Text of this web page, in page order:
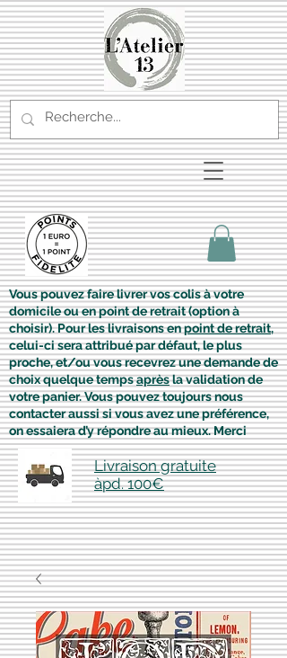
Vous pouvez faire livrer vos colis à votre
domicile ou en point de retrait (option à
choisir). Pour les livraisons enpoint de retrait,
celui-ci sera attribué par défaut, le plus
proche, et/ou vous recevrez une demande de
choix quelque tempsaprèsla validation de
votre panier. Vous pouvez toujours nous
contacter aussi si vous avez une préférence,
on essaiera d’y répondre au mieux. Merci
Livraison gratuite
àpd. 100€